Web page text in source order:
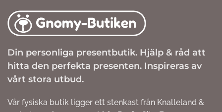
Din personliga presentbutik. Hjälp & råd att
hitta den perfekta presenten. Inspireras av
vårt stora utbud.
Vår fysiska butik ligger ett stenkast från Knalleland &